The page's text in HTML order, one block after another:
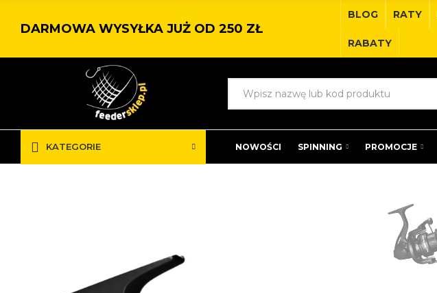
DARMOWA WYSYŁKA JUŻ OD 250 ZŁ
BLOG RATY
RABATY
KATEGORIE NOWOŚCI SPINNING PROMOCJE